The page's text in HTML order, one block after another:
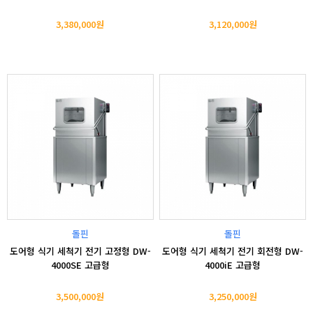
3,380,000원 3,120,000원
돌핀
도어형 식기 세척기 전기 고정형 DW-
4000SE 고급형
3,500,000원
돌핀
도어형 식기 세척기 전기 회전형 DW-
4000iE 고급형
3,250,000원